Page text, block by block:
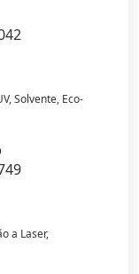
Solvente, Eco-
a Laser,